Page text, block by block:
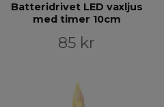
Batteridrivet LED vaxljus
med timer 10cm
85 kr